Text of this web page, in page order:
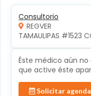
Consultorio
REGVER
TAMAULIPAS #1523
Éste médico aún
que active éste
Solicitar